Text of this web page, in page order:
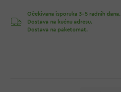
Očekivana isporuka 3-5 radnih dana.
Dostava na kućnu adresu.
Dostava na paketomat.